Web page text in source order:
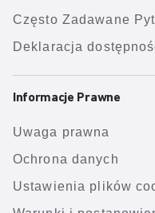
Często Zadawane
Deklaracja
Informacje Prawne
Uwaga prawna
Ochrona danych
Ustawienia plików